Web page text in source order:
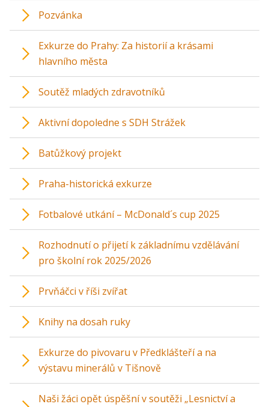
Pozvánka
Exkurze do Prahy: Za historií a krásami
hlavního města
Soutěž mladých zdravotníků
Aktivní dopoledne s SDH Strážek
Batůžkový projekt
Praha-historická exkurze
Fotbalové utkání – McDonald´s cup 2025
Rozhodnutí o přijetí k základnímu vzdělávání
pro školní rok 2025/2026
Prvňáčci v říši zvířat
Knihy na dosah ruky
Exkurze do pivovaru v Předklášteří a na
výstavu minerálů v Tišnově
Naši žáci opět úspěšní v soutěži „Lesnictví a